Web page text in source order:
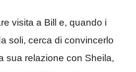
visita a Bill e, quando i
soli, cerca di convincerlo
sua relazione con Sheila,